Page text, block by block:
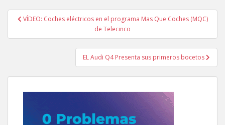
Navegación
entradas
VÍDEO: Coches eléctricos en el programa Mas Que Coches (MQC)
de Telecinco
EL Audi Q4 Presenta sus primeros bocetos